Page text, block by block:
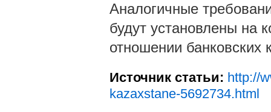
Аналогичные
будут установлены на
отношении банковских
Источник статьи: http://
kazaxstane-5692734.html